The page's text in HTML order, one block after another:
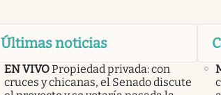
Últimas noticias
EN VIVOPropiedad privada: con
cruces y chicanas, el Senado discute